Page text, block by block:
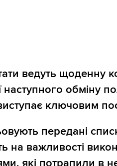
ведуть щоденну
наступного обміну
ключовим
передані
на важливості
які потрапили в